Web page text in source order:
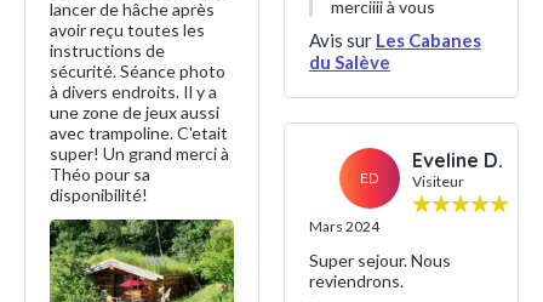
lancer de hâche après
avoir reçu toutes les
instructions de
sécurité. Séance photo
à divers endroits. Il y a
une zone de jeux aussi
avec trampoline. C'etait
super! Un grand merci à
Théo pour sa
disponibilité!
merciiii à vous
Avis sur Les Cabanes
du Salève
ED
Eveline D.
Visiteur
Mars 2024
Super sejour. Nous
reviendrons.